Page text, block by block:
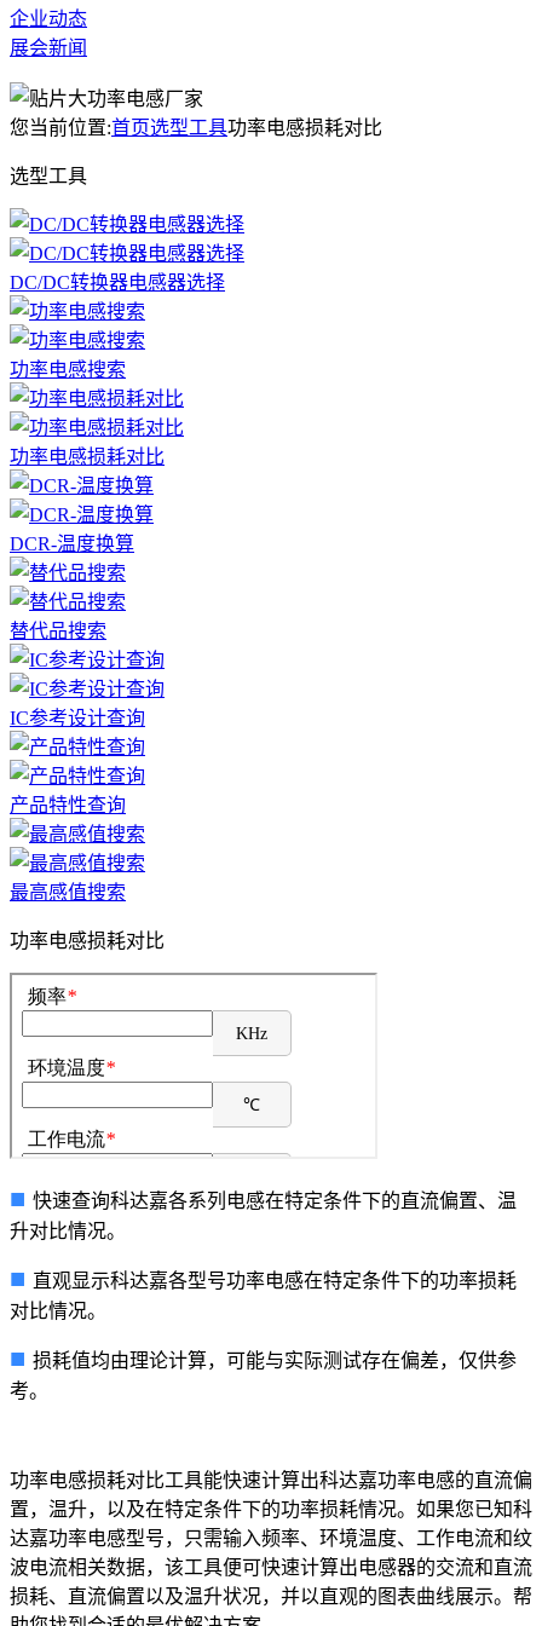
企业动态
展会新闻
您当前位置:首页选型工具功率电感损耗对比
选型工具
DC/DC转换器电感器选择
功率电感搜索
功率电感损耗对比
DCR-温度换算
替代品搜索
IC参考设计查询
产品特性查询
最高感值搜索
功率电感损耗对比
■ 快速查询科达嘉各系列电感在特定条件下的直流偏置、温
升对比情况。
■ 直观显示科达嘉各型号功率电感在特定条件下的功率损耗
对比情况。
■ 损耗值均由理论计算，可能与实际测试存在偏差，仅供参
考。
功率电感损耗对比工具能快速计算出科达嘉功率电感的直流偏
置，温升，以及在特定条件下的功率损耗情况。如果您已知科
达嘉功率电感型号，只需输入频率、环境温度、工作电流和纹
波电流相关数据，该工具便可快速计算出电感器的交流和直流
损耗、直流偏置以及温升状况，并以直观的图表曲线展示。帮